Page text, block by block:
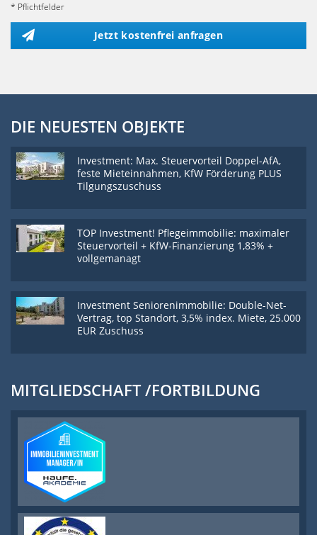
* Pflichtfelder
Jetzt kostenfrei anfragen
DIE NEUESTEN OBJEKTE
Investment: Max. Steuervorteil Doppel-AfA,
feste Mieteinnahmen, KfW Förderung PLUS
Tilgungszuschuss
TOP Investment! Pflegeimmobilie: maximaler
Steuervorteil + KfW-Finanzierung 1,83% +
vollgemanagt
Investment Seniorenimmobilie: Double-Net-
Vertrag, top Standort, 3,5% index. Miete, 25.000
EUR Zuschuss
MITGLIEDSCHAFT /FORTBILDUNG